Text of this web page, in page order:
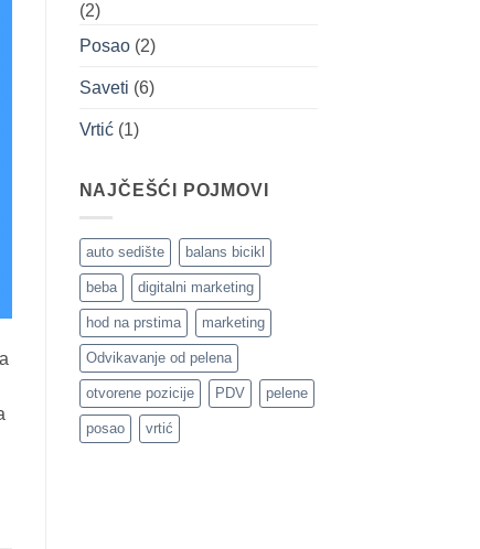
(2)
Posao(2)
Saveti (6)
Vrtić(1)
NAJČEŠĆI POJMOVI
auto sedište balans bicikl
beba digitalni marketing
hod na prstima marketing
Odvikavanje od pelena
otvorene pozicije PDV pelene
posao vrtić